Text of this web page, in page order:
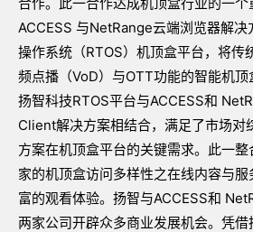
ACCESS 与NetRange云端浏览器解
操作系统（RTOS）机顶盒平台，将传
频点播（VoD）与OTT功能的智能机顶
扬智科技RTOS平台与ACCESS和
Client解决方案相结合，满足了市场对
方案在机顶盒平台的关键需求。此一
家的机顶盒访问多样性之在线内容与
富的观看体验。扬智与ACCESS和
两家公司开辟众多商业发展机会。凭